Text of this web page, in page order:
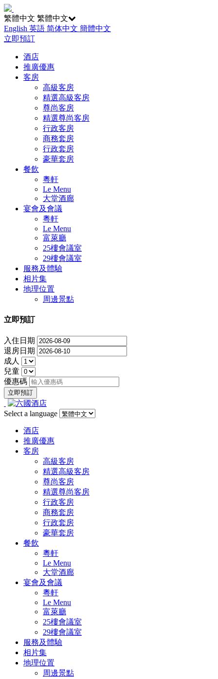
繁體中文 繁體中文
English 英語 简体中文 簡體中文
立即預訂
酒店
推廣優惠
客房
高級客房
精選高級客房
尊尚客房
精選尊尚客房
行政客房
商務套房
行政套房
豪華套房
餐飲
粵軒
Le Menu
大堂酒廊
宴會及會議
粵軒
Le Menu
富萊廳
25樓會議室
29樓會議室
服務及體驗
相片集
地理位置
周邊景點
立即預訂
入住日期
退房日期
成人
兒童
優惠碼
Select a language
酒店
推廣優惠
客房
高級客房
精選高級客房
尊尚客房
精選尊尚客房
行政客房
商務套房
行政套房
豪華套房
餐飲
粵軒
Le Menu
大堂酒廊
宴會及會議
粵軒
Le Menu
富萊廳
25樓會議室
29樓會議室
服務及體驗
相片集
地理位置
周邊景點